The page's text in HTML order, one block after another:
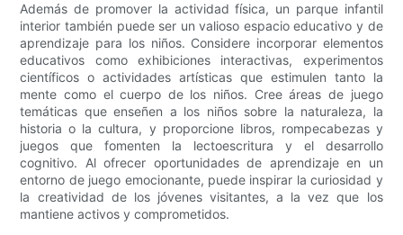
Además de promover la actividad física, un parque infantil
interior también puede ser un valioso espacio educativo y de
aprendizaje para los niños. Considere incorporar elementos
educativos como exhibiciones interactivas, experimentos
científicos o actividades artísticas que estimulen tanto la
mente como el cuerpo de los niños. Cree áreas de juego
temáticas que enseñen a los niños sobre la naturaleza, la
historia o la cultura, y proporcione libros, rompecabezas y
juegos que fomenten la lectoescritura y el desarrollo
cognitivo. Al ofrecer oportunidades de aprendizaje en un
entorno de juego emocionante, puede inspirar la curiosidad y
la creatividad de los jóvenes visitantes, a la vez que los
mantiene activos y comprometidos.